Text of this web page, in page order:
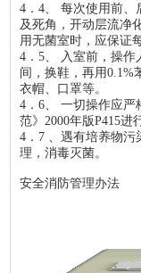
4．4、 每次使用前、
及死角，开动层流净
用无菌室时，应保证
4．5、 入室前，操
间，换鞋，再用0.1%
衣帽、口罩等。
4．6、 一切操作应
范》2000年版P415进
4．7 、遇有培养物
理，消毒灭菌。
安全消防管理办法